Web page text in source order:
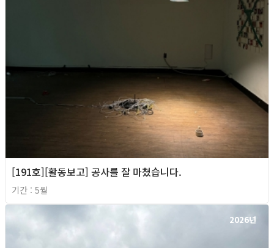
[191호][활동보고] 공사를 잘 마쳤습니다.
기간 : 5월
2026년